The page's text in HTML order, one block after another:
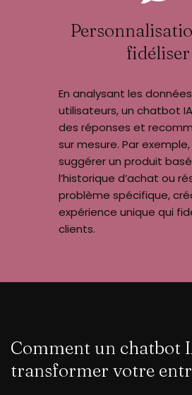
fidéliser
En analysant les
utilisateurs, un chatbot
des réponses et
sur mesure. Par
suggérer un produit
l’historique d’achat ou
problème spécifique,
expérience unique qui
clients.
Comment un chatbot
transformer votre